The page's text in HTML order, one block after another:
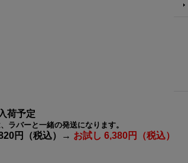
荷予定
ラバーと一緒の発送になります。
円（税込） → お試し 6,380円（税込）